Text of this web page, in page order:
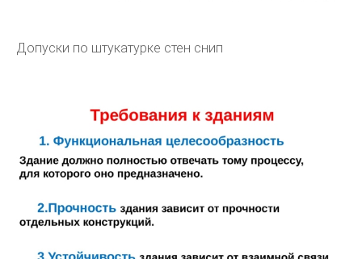
Допуски по штукатурке стен снип